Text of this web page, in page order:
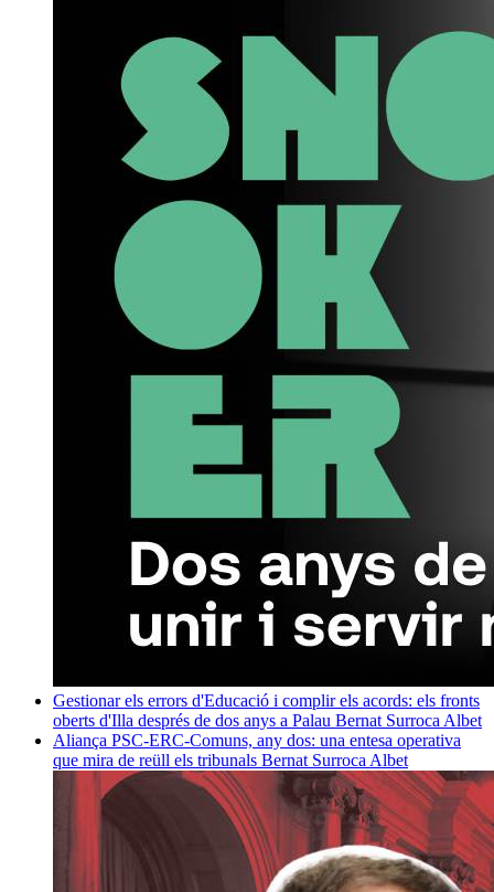
Gestionar els errors d'Educació i complir els acords: els fronts
oberts d'Illa després de dos anys a Palau Bernat Surroca Albet
Aliança PSC-ERC-Comuns, any dos: una entesa operativa
que mira de reüll els tribunals Bernat Surroca Albet